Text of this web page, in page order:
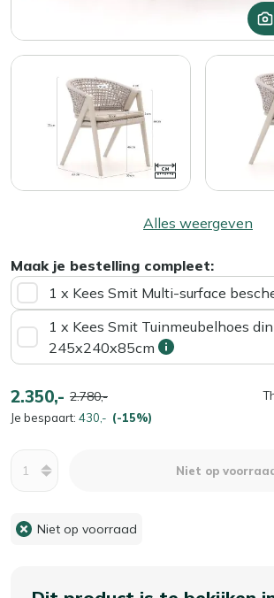
Alles weergeven
Maak je bestelling compleet:
1 x Kees Smit Multi-surface
1 x Kees Smit Tuinmeubelhoes
245x240x85cm
2.350,- 2.780,-
Je bespaart: 430,- (-15%)
Niet op
Niet op voorraad